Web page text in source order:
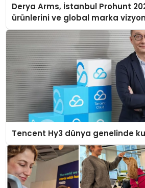
Derya Arms, İstanbul Prohunt
ürünlerini ve global marka
Tencent Hy3 dünya genelinde